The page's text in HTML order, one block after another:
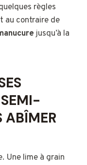
règles
au contraire de
jusqu’à la
ABÎMER
Une lime à grain